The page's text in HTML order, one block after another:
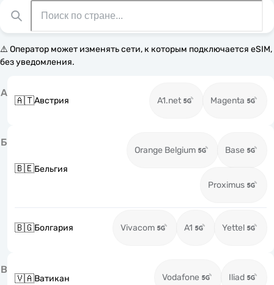
⚠️ Оператор может изменять сети, к которым подключается eSIM,
без уведомления.
А
🇦🇹Австрия A1.net Magenta
Б
🇧🇪Бельгия
Orange Belgium Base
Proximus
🇧🇬Болгария Vivacom A1 Yettel
В
🇻🇦Ватикан Vodafone Iliad